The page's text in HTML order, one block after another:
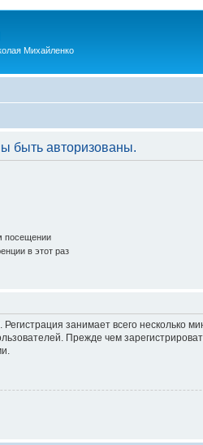
Михайленко
быть авторизованы.
посещении
в этот раз
занимает всего несколько
Прежде чем